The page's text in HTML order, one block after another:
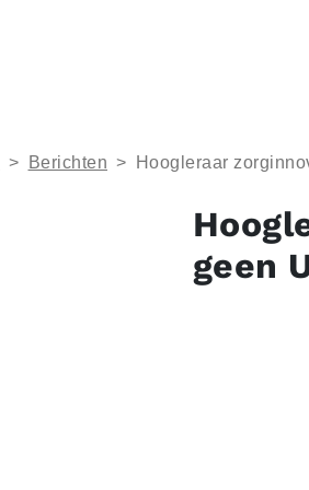
> Berichten > Hoogleraar
geen